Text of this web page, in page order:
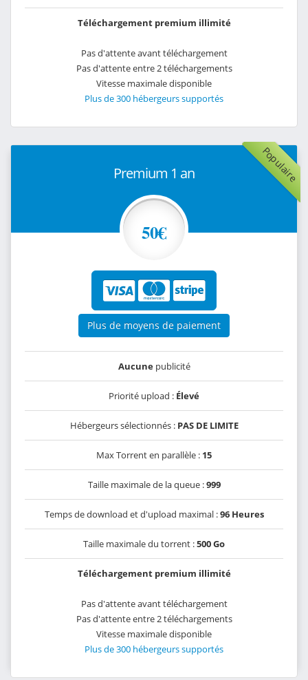
Téléchargement premium illimité
Pas d'attente avant téléchargement
Pas d'attente entre 2 téléchargements
Vitesse maximale disponible
Plus de 300 hébergeurs supportés
Populaire
Premium 1 an
50€
Plus de moyens de paiement
Aucunepublicité
Priorité upload : Élevé
Hébergeurs sélectionnés : PAS DE LIMITE
Max Torrent en parallèle : 15
Taille maximale de la queue :999
Temps de download et d'upload maximal :96 Heures
Taille maximale du torrent :500 Go
Téléchargement premium illimité
Pas d'attente avant téléchargement
Pas d'attente entre 2 téléchargements
Vitesse maximale disponible
Plus de 300 hébergeurs supportés